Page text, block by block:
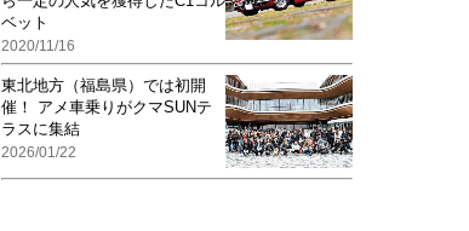
ベット
2020/11/16
東北地方（福島県）では初開
催！ アメ車乗りがクマSUNテ
ラスに集結
2026/01/22